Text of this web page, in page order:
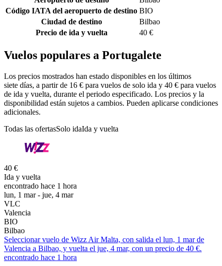
Código IATA del aeropuerto de destino BIO
Ciudad de destino
Bilbao
Precio de ida y vuelta
40 €
Vuelos populares a Portugalete
Los precios mostrados han estado disponibles en los últimos
siete días, a partir de 16 € para vuelos de solo ida y 40 € para vuelos
de ida y vuelta, durante el periodo especificado. Los precios y la
disponibilidad están sujetos a cambios. Pueden aplicarse condiciones
adicionales.
Todas las ofertasSolo idaIda y vuelta
40 €
Ida y vuelta
encontrado hace 1 hora
lun, 1 mar - jue, 4 mar
VLC
Valencia
BIO
Bilbao
Seleccionar vuelo de Wizz Air Malta, con salida el lun, 1 mar de
Valencia a Bilbao, y vuelta el jue, 4 mar, con un precio de 40 €.
encontrado hace 1 hora